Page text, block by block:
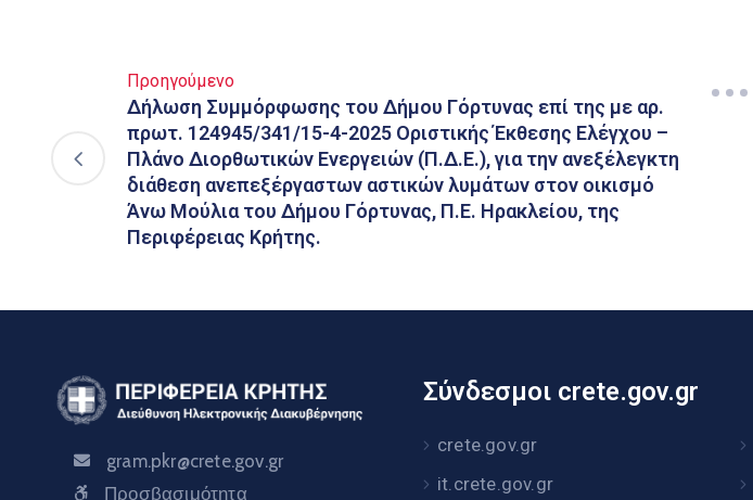
Προηγούμενο
Δήλωση Συμμόρφωσης του Δήμου Γόρτυνας επί της με αρ.
πρωτ. 124945/341/15-4-2025 Οριστικής Έκθεσης Ελέγχου –
Πλάνο Διορθωτικών Ενεργειών (Π.Δ.Ε.), για την ανεξέλεγκτη
διάθεση ανεπεξέργαστων αστικών λυμάτων στον οικισμό
Άνω Μούλια του Δήμου Γόρτυνας, Π.Ε. Ηρακλείου, της
Περιφέρειας Κρήτης.
gram.pkr@crete.gov.gr
Προσβασιμότητα
Σύνδεσμοι crete.gov.gr
crete.gov.gr
it.crete.gov.gr